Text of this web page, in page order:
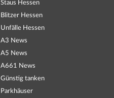
Staus Hessen
Blitzer Hessen
Unfälle Hessen
A3 News
A5 News
A661 News
Günstig tanken
Parkhäuser